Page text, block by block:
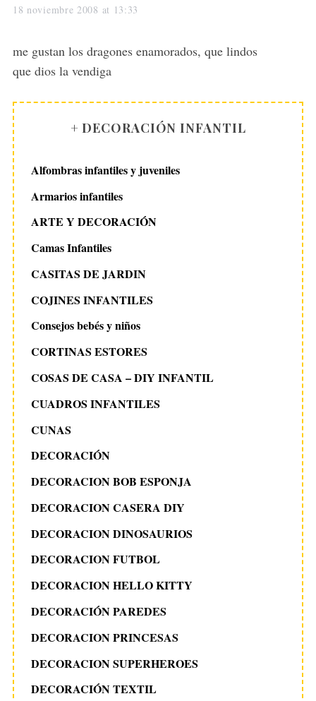
a
s
:
18 noviembre 2008 at 13:33
me gustan los dragones enamorados, que lindos
que dios la vendiga
+ DECORACIÓN INFANTIL
Alfombras infantiles y juveniles
Armarios infantiles
ARTE Y DECORACIÓN
Camas Infantiles
CASITAS DE JARDIN
COJINES INFANTILES
Consejos bebés y niños
CORTINAS ESTORES
COSAS DE CASA – DIY INFANTIL
CUADROS INFANTILES
CUNAS
DECORACIÓN
DECORACION BOB ESPONJA
DECORACION CASERA DIY
DECORACION DINOSAURIOS
DECORACION FUTBOL
DECORACION HELLO KITTY
DECORACIÓN PAREDES
DECORACION PRINCESAS
DECORACION SUPERHEROES
DECORACIÓN TEXTIL